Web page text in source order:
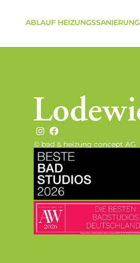
ABLAUF HEIZUNGSSANIERUNG
© bad & heizung concept AG
Bild
Bild